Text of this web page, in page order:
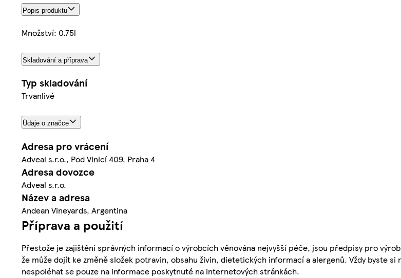
Popis produktu
Množství: 0.75l
Skladování a příprava
Typ skladování
Trvanlivé
Údaje o značce
Adresa pro vrácení
Adveal s.r.o., Pod Vinicí 409, Praha 4
Adresa dovozce
Adveal s.r.o.
Název a adresa
Andean Vineyards, Argentina
Příprava a použití
Přestože je zajištění správných informací o výrobcích věnována nejvyšší péče, jsou předpisy pro
že může dojít ke změně složek potravin, obsahu živin, dietetických informací a alergenů. Vždy byste
nespoléhat se pouze na informace poskytnuté na internetových stránkách.